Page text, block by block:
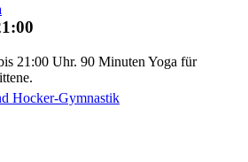
Hocker-Gymnastik
21:00 Uhr. 90 Minuten Yoga für